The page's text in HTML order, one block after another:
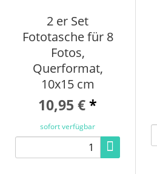
2 er Set
Fototasche für 8
Fotos,
Querformat,
10x15 cm
10,95 €*
sofort verfügbar